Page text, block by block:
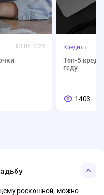
03.05.2026 Кредиты
Топ-5
году
1403
роскошной, можно